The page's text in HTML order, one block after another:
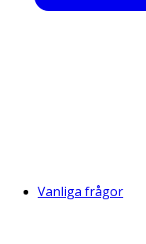
Vanliga frågor